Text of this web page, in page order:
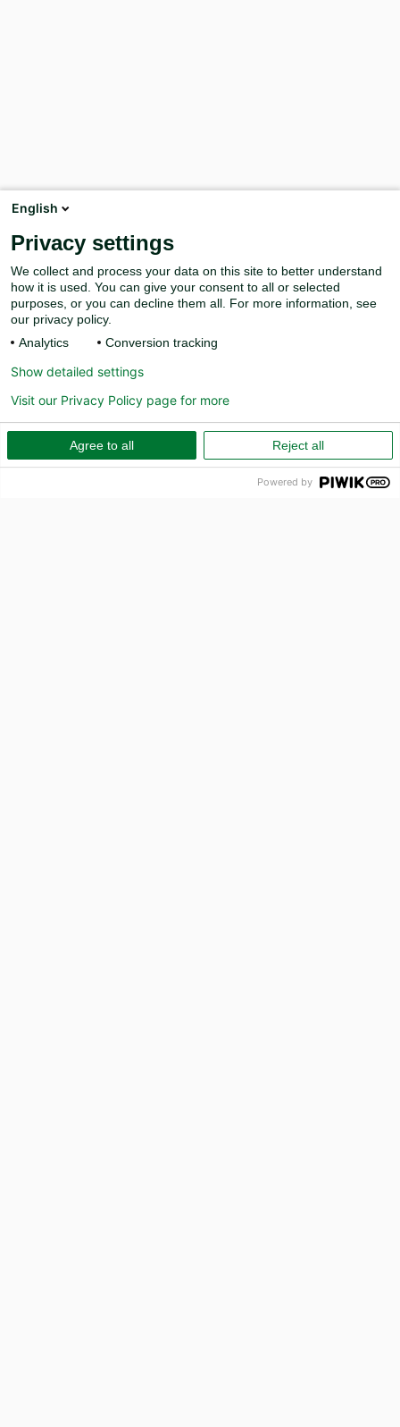
English
Privacy settings
We collect and process your data on this site to better understand
how it is used. You can give your consent to all or selected
purposes, or you can decline them all. For more information, see
our privacy policy.
Analytics
Conversion tracking
Agree to all Reject all
Show detailed settings
Visit our Privacy Policy page for more
Powered by